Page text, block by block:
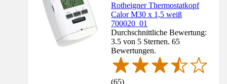
Rotheigner Thermostatkopf
Calor M30 x 1,5 weiß
700020_01
Durchschnittliche Bewertung:
3.5 von 5 Sternen. 65
Bewertungen.
(65)